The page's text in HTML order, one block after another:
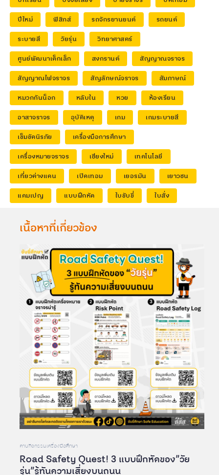
ปีใหม่
ฟิสิกส์ รถจักรยานยนต์
รถยนต์
ระบายสี
วัยรุ่น
วิทยาศาสตร์
ศูนย์พัฒนาเด็กเล็ก
สงกรานต์
สัญญาณจราจร
สัญญาณไฟจราจร
สัญลักษณ์จราจร
สัมภาษณ์
หมวกกันน็อก
หลับใน หวย
ห้องเรียน
อาสาจราจร
อุบัติเหตุ เกม
เกมระบายสี
เข็มขัดนิรภัย
เครื่องมือการศึกษา
เครื่องหมายจราจร
เชียงใหม่
เทคโนโลยี
เที่ยวต่างแดน
เปิดเทอม เยอรมัน
เยาวชน
แคมเปญ
แบบฝึกหัด ใบขับขี่ ใบสั่ง
เนื้อหาที่เกี่ยวข้อง
คาบกิจกรรมเครื่องมือศึกษา
Road Safety Quest! 3 แบบฝึกหัดของ”วัย
รุ่น”รู้ทันความเสี่ยงบนถนน